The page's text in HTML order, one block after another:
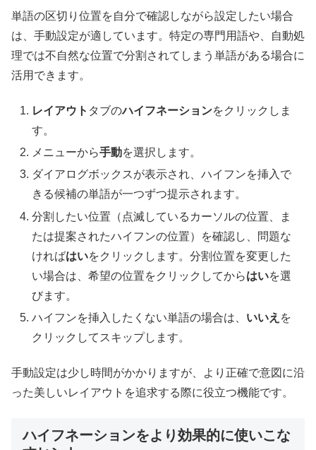
単語の区切り位置を自分で確認しながら設定したい場合
は、手動設定が適しています。特定の専門用語や、自動処
理では不自然な位置で分割されてしまう単語がある場合に
活用できます。
レイアウト タブのハイフネーションをクリックしま
す。
メニューから手動を選択します。
ダイアログボックスが表示され、ハイフンを挿入で
きる候補の単語が一つずつ提示されます。
分割したい位置（点滅しているカーソルの位置、ま
たは提案されたハイフンの位置）を確認し、問題な
ければはいをクリックします。分割位置を変更した
い場合は、希望の位置をクリックしてからはいを選
びます。
ハイフンを挿入したくない単語の場合は、 いいえ を
クリックしてスキップします。
手動設定は少し時間がかかりますが、より正確で意図に沿
った美しいレイアウトを追求する際に役立つ機能です。
ハイフネーションをより効果的に使いこな